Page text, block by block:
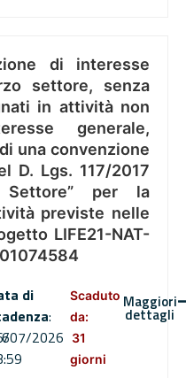
di interesse
settore, senza
in attività non
generale,
una convenzione
D. Lgs. 117/2017
Settore” per la
previste nelle
LIFE21-NAT-
di
:
07/2026
Scaduto
da:
31
giorni
Maggiori
dettagli